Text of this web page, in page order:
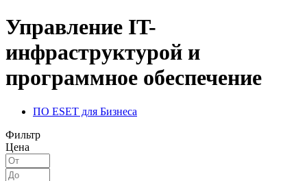
Управление IT-
инфраструктурой и
программное обеспечение
ПО ESET для Бизнеса
Фильтр
Цена